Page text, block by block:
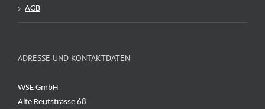
AGB
ADRESSE UND KONTAKTDATEN
WSE GmbH
Alte Reutstrasse 68